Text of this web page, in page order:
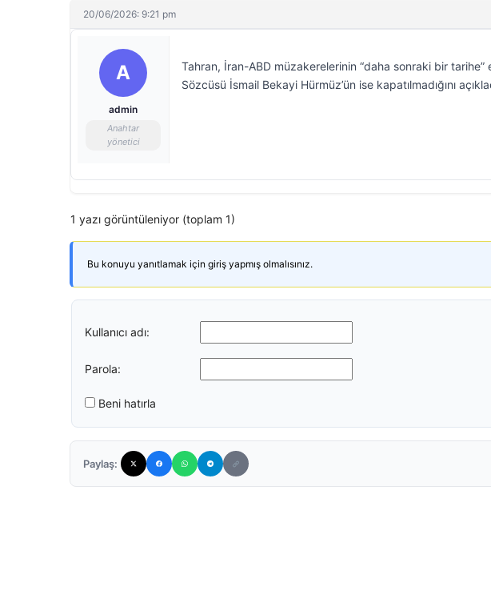
20/06/2026: 9:21 pm
A
admin
Anahtar
yönetici
Tahran, İran-ABD müzakerelerinin “daha sonraki bir tarihe”
Sözcüsü İsmail Bekayi Hürmüz’ün ise kapatılmadığını
1 yazı görüntüleniyor (toplam 1)
Bu konuyu yanıtlamak için giriş yapmış olmalısınız.
Kullanıcı adı:
Parola:
Beni hatırla
Paylaş: